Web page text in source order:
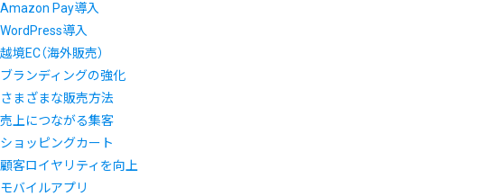
Amazon Pay導入
WordPress導入
越境EC（海外販売）
ブランディングの強化
さまざまな販売方法
売上につながる集客
ショッピングカート
顧客ロイヤリティを向上
モバイルアプリ